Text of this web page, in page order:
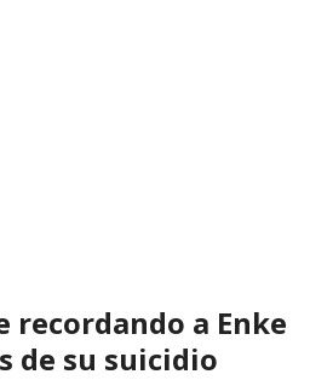
recordando a Enke
de su suicidio